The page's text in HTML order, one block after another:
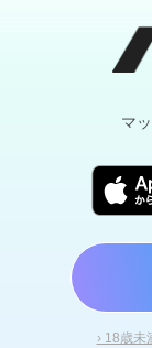
マ
› 18歳